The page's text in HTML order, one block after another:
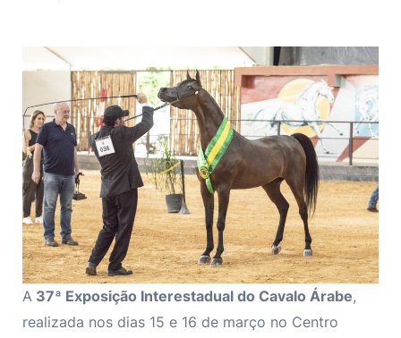
A 37ª Exposição Interestadual do Cavalo Árabe,
realizada nos dias 15 e 16 de março no Centro